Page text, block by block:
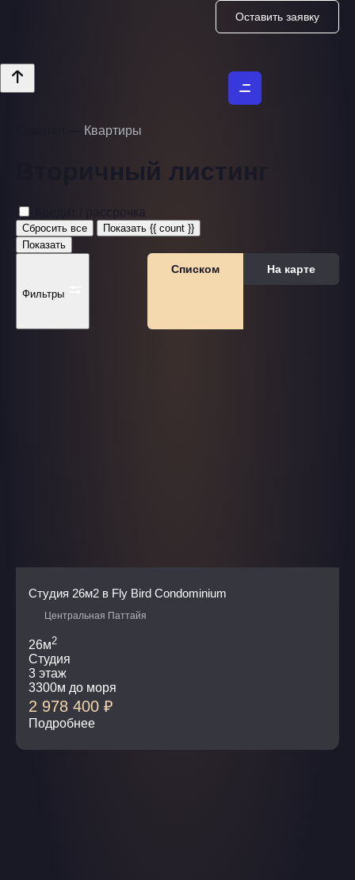
Оставить заявку
Квартиры
Вторичный листинг
Кредит / рассрочка
Сбросить все
Показать {{ count }}
Показать
Фильтры
Списком На карте
Студия 26м2 в Fly Bird Condominium
Центральная Паттайя
26м2
Студия
3 этаж
3300м до моря
2 978 400 ₽
Подробнее